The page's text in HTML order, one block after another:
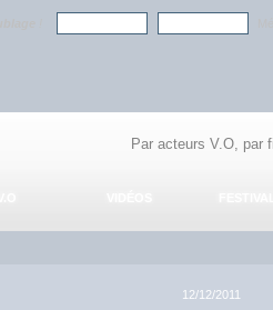
12/12/2011